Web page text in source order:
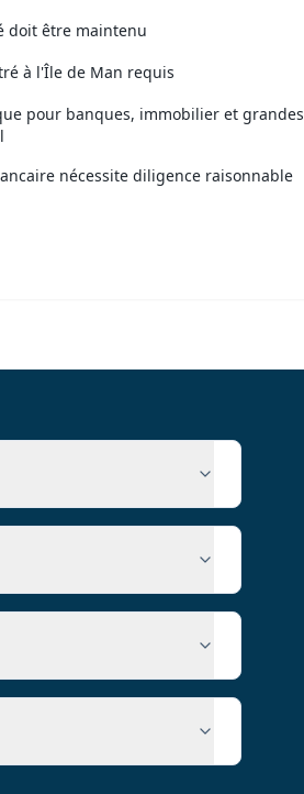
doit être maintenu
à l'Île de Man requis
pour banques, immobilier et grandes
nécessite diligence raisonnable